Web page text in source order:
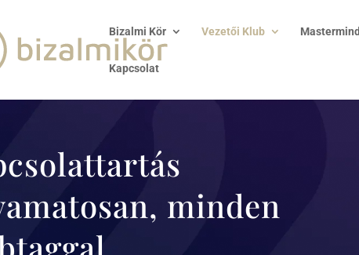
Bizalmi Kör Vezetői Klub
Kapcsolat
minden